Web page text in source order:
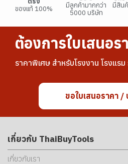
ของแท้ 100%
มีลูกค้ามากกว่า
5000 บริษัท
มีสิน
ต้องการใบเสนอร
ราคาพิเศษ สำหรับโรงงาน โรงแรม
ขอใบเสนอราคา /
เกี่ยวกับ ThaiBuyTools
เกี่ยวกับเรา